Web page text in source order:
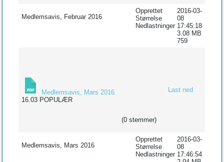
Medlemsavis, Februar 2016
Opprettet
Størrelse
Nedlastninger
2016-03-
08
17:45:18
3.08 MB
759
Medlemsavis, Mars 2016
16.03 POPULÆR
(0 stemmer)
Last ned
Medlemsavis, Mars 2016
Opprettet
Størrelse
Nedlastninger
2016-03-
08
17:46:54